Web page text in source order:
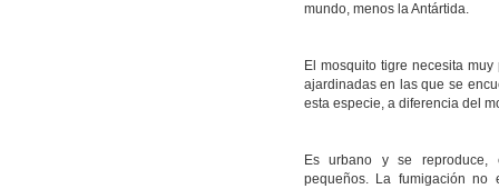
mundo, menos la Antártida.
El mosquito tigre necesita
ajardinadas en las que se
esta especie, a diferencia del
Es urbano y se
pequeños. La fumigación